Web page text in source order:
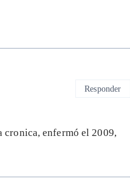
enfermó el 2009,
Responder